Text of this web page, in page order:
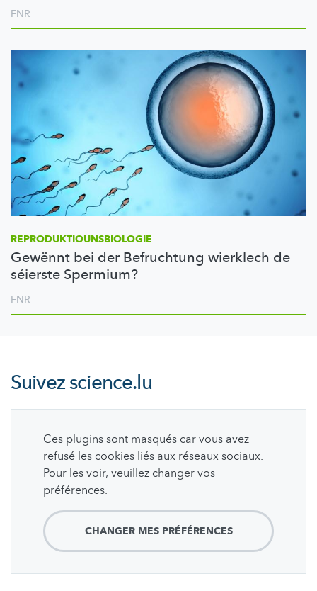
FNR
REPRODUKTIOUNSBIOLOGIE
Gewënnt bei der Befruchtung wierklech de
séierste Spermium?
FNR
Suivezscience.lu
Ces plugins sont masqués car vous avez
refusé les cookies liés aux réseaux sociaux.
Pour les voir, veuillez changer vos
préférences.
CHANGER MES PRÉFÉRENCES